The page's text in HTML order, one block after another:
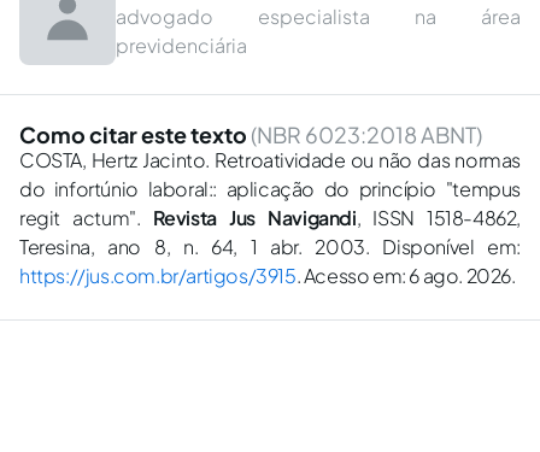
advogado especialista na área
previdenciária
Como citar este texto (NBR 6023:2018 ABNT)
COSTA, Hertz Jacinto. Retroatividade ou não das normas
do infortúnio laboral:: aplicação do princípio "tempus
regit actum". Revista Jus Navigandi, ISSN 1518-4862,
Teresina, ano 8, n. 64, 1 abr. 2003. Disponível em:
https://jus.com.br/artigos/3915. Acesso em: 6 ago. 2026.